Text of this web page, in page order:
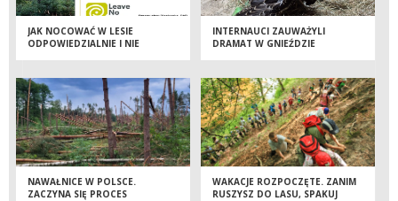
JAK NOCOWAĆ W LESIE
ODPOWIEDZIALNIE I NIE
INTERNAUCI ZAUWAŻYLI
DRAMAT W GNIEŹDZIE
URATOWAŁA MŁODEGO PTAKA
NAWAŁNICE W POLSCE.
ZACZYNA SIĘ PROCES
WAKACJE ROZPOCZĘTE. ZANIM
RUSZYSZ DO LASU, SPAKUJ